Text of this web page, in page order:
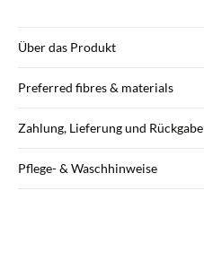
Über das Produkt
Preferred fibres & materials
Zahlung, Lieferung und Rückgabe
Pflege- & Waschhinweise